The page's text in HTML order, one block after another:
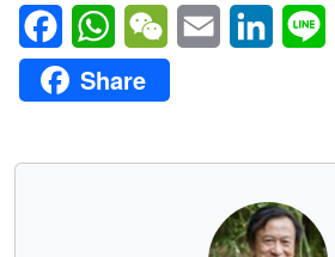
FacebookWhatsAppWeChatEmail
Share